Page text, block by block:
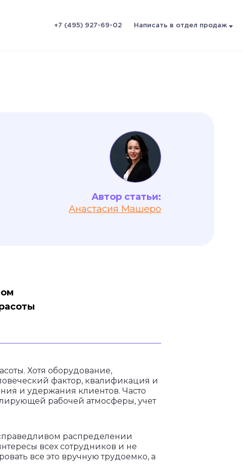
+7 (495) 927-69-02 Написать в отдел продаж
Автор статьи:
Анастасия Машерo
Хотя оборудование,
фактор, квалификация и
и удержания клиентов. Часто
рабочей атмосферы, учет
распределении
всех сотрудников и не
все это вручную трудоемко, а